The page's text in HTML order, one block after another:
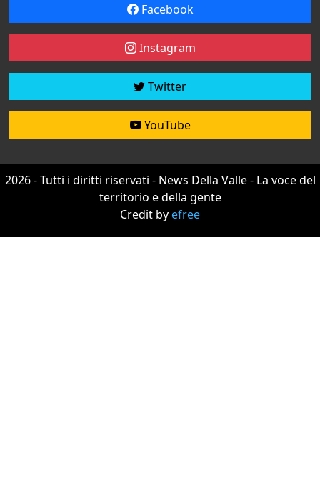
Facebook
Instagram
Twitter
YouTube
2026 - Tutti i diritti riservati - News Della Valle - La voce del
territorio e della gente
Credit byefree